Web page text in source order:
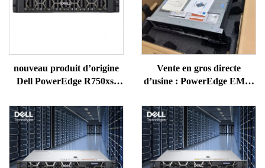
nouveau produit d’origine
Dell PowerEdge R750xs,
processeur Intel Xeon Gold
6338T, serveur rack 2U
Vente en gros directe
d’usine : PowerEdge EMC,
1U/2U, serveurs NAS et
serveurs cloud, serveurs
Intel ERP modèles R650,
R660, R760 et R770